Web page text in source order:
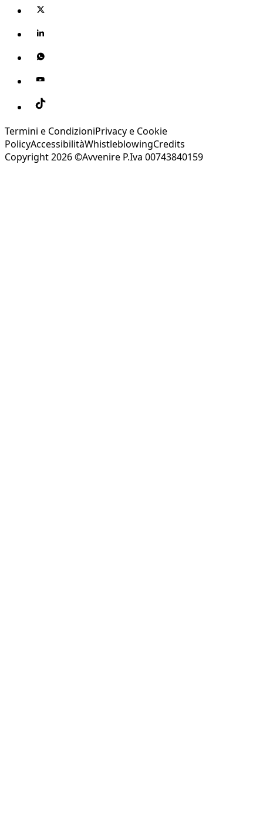
Termini e CondizioniPrivacy e Cookie
PolicyAccessibilitàWhistleblowingCredits
Copyright 2026 ©Avvenire P.Iva 00743840159